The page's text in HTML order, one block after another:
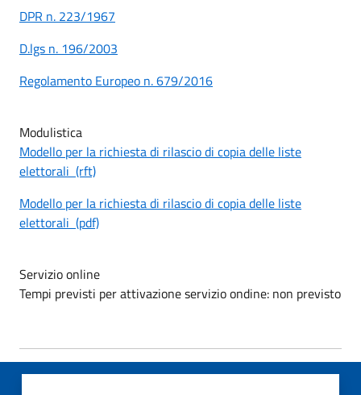
DPR n. 223/1967
D.lgs n. 196/2003
Regolamento Europeo n. 679/2016
Modulistica
Modello per la richiesta di rilascio di copia delle liste
elettorali (rft)
Modello per la richiesta di rilascio di copia delle liste
elettorali (pdf)
Servizio online
Tempi previsti per attivazione servizio ondine: non previsto